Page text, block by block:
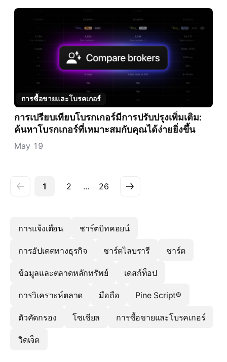
การซื้อขายและโบรคเกอร์
การเปรียบเทียบโบรกเกอร์มีการปรับปรุงเพิ่มเติม:
ค้นหาโบรกเกอร์ที่เหมาะสมกับคุณได้ง่ายยิ่งขึ้น
May 19
1 2 … 26
การแจ้งเตือน ชาร์ตบิทคอยน์
การอัปเดตทางธุรกิจ ชาร์ตไลบรารี ชาร์ต
ข้อมูลและตลาดหลักทรัพย์ เดสก์ท็อป
การวิเคราะห์ตลาด มือถือ Pine Script®
ตัวคัดกรอง โซเชียล การซื้อขายและโบรคเกอร์
วิดเจ็ต